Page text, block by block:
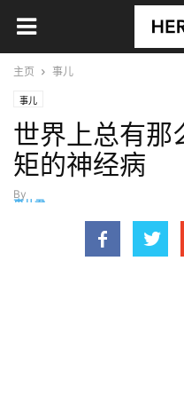
主页 事儿
事儿
世界上总有那
矩的神经病
By
事儿君